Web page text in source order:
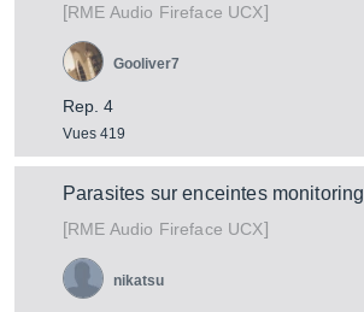
[RME Audio Fireface UCX]
Rep. 4
Vues 419
Gooliver7
Parasites sur enceintes monitoring
[RME Audio Fireface UCX]
nikatsu